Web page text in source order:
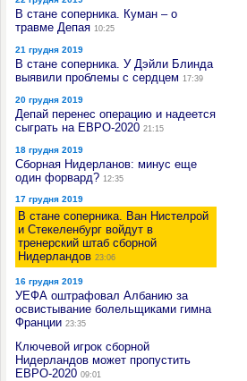
В стане соперника. Куман – о
травме Депая 10:25
21 грудня 2019
В стане соперника. У Дэйли Блинда
выявили проблемы с сердцем 17:39
20 грудня 2019
Депай перенес операцию и надеется
сыграть на ЕВРО-2020 21:15
18 грудня 2019
Сборная Нидерланов: минус еще
один форвард? 12:35
17 грудня 2019
В стане соперника. Ван Нистелрой
и Стекеленбург войдут в
тренерский штаб сборной
Нидерландов 23:06
16 грудня 2019
УЕФА оштрафовал Албанию за
освистывание болельщиками гимна
Франции 23:35
Ключевой игрок сборной
Нидерландов может пропустить
ЕВРО-2020 09:01